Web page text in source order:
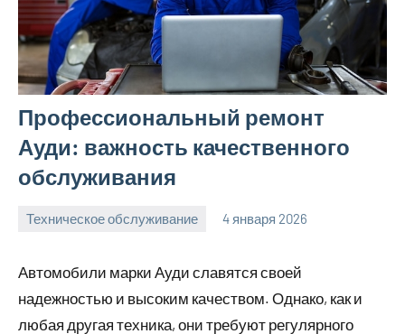
Профессиональный ремонт
Ауди: важность качественного
обслуживания
Техническое обслуживание 4 января 2026
Автомобили марки Ауди славятся своей
надежностью и высоким качеством. Однако, как и
любая другая техника, они требуют регулярного